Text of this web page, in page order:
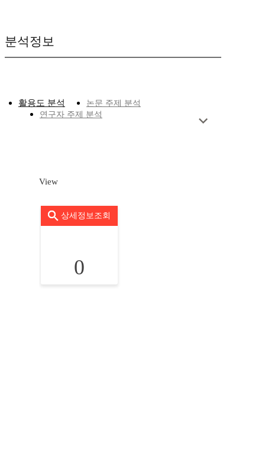
분석정보
활용도 분석
논문 주제 분석
연구자 주제 분석
View
상세정보조회
0